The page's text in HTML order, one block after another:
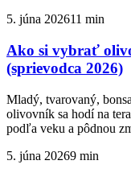
5. júna 202611 min
Ako si vybrať
(sprievodca 2026)
Mladý, tvarovaný,
olivovník sa hodí na
podľa veku a pôdnou
5. júna 20269 min